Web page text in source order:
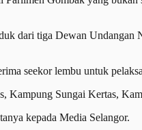
dari tiga Dewan
seekor lembu untuk
Sungai Kertas,
kepada Media Selangor.